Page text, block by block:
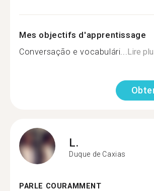
Mes objectifs d'apprentissage
Conversação e vocabulári...Lire
L.
Duque de Caxias
PARLE COURAMMENT